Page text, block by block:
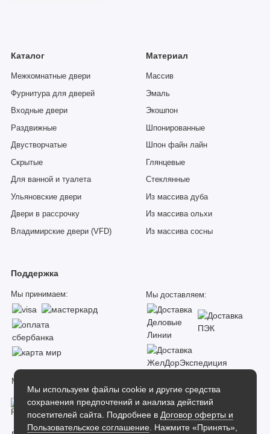
Мы используем файлы cookie и другие средства
сохранения предпочтений и анализа действий
посетителей сайта. Подробнее в Договор оферты и
Пользовательское соглашение . Нажмите «Принять»,
Каталог
Межкомнатные двери
Фурнитура для дверей
Входные двери
Раздвижные
Двустворчатые
Скрытые
Для ванной и туалета
Ульяновские двери
Двери в рассрочку
Владимирские двери (VFD)
Материал
Массив
Эмаль
Экошпон
Шпонированные
Шпон файн лайн
Глянцевые
Стеклянные
Из массива дуба
Из массива ольхи
Из массива сосны
Поддержка
Мы принимаем: Мы доставляем:
Мы в соцсетях: